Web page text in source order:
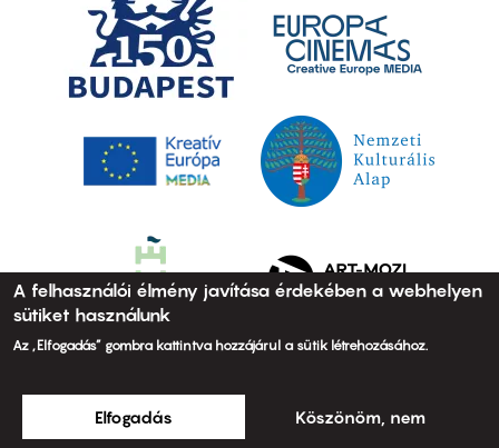
A felhasználói élmény javítása érdekében a webhelyen
sütiket használunk
Az „Elfogadás” gombra kattintva hozzájárul a sütik létrehozásához.
Elfogadás Köszönöm, nem